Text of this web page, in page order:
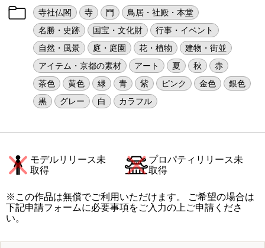
寺社仏閣 寺 門
鳥居・社殿・本堂
名勝・史跡
国宝・文化財
行事・イベント
自然・風景
庭・庭園 花・植物
建物・街並
アイテム・京都の素材
アート 夏 秋
赤
茶色
黄色 緑 青 紫 ピンク 金色
銀色
黒
グレー 白 カラフル
モデルリリース未
取得
プロパティリリース未
取得
※この作品は無償でご利用いただけます。 ご希望の場合は
下記申請フォームに必要事項をご入力の上ご申請くださ
い。